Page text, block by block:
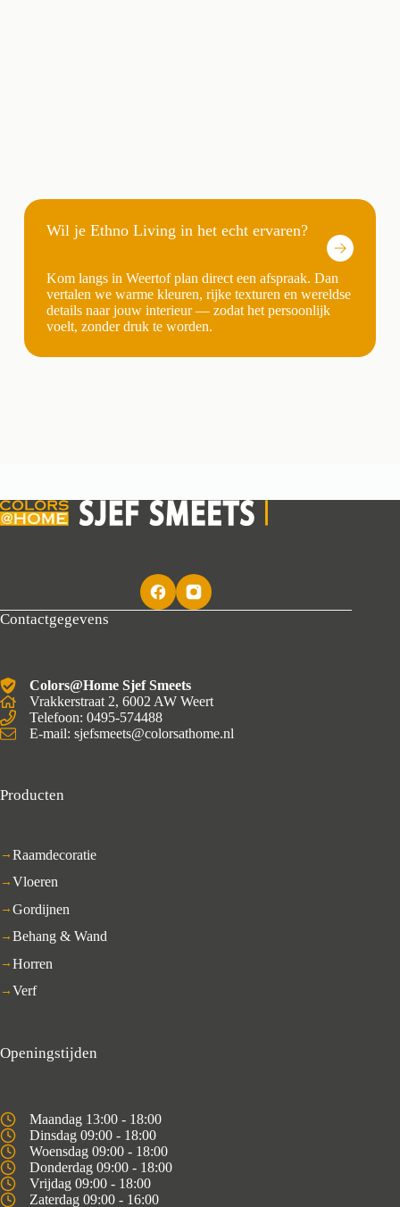
Wil je Ethno Living in het echt ervaren?
Kom langs in Weertof plan direct een afspraak. Dan
vertalen we warme kleuren, rijke texturen en wereldse
details naar jouw interieur — zodat het persoonlijk
voelt, zonder druk te worden.
Contactgegevens
Colors@Home Sjef Smeets
Vrakkerstraat 2, 6002 AW Weert
Telefoon: 0495-574488
E-mail: sjefsmeets@colorsathome.nl
Producten
Raamdecoratie
Vloeren
Gordijnen
Behang & Wand
Horren
Verf
Openingstijden
Maandag 13:00 - 18:00
Dinsdag 09:00 - 18:00
Woensdag 09:00 - 18:00
Donderdag 09:00 - 18:00
Vrijdag 09:00 - 18:00
Zaterdag 09:00 - 16:00